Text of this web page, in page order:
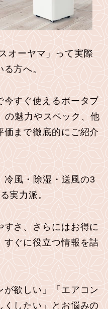
オーヤマ」って実際
る方へ。
今すぐ使えるポータブ
の魅力やスペック、他
価まで徹底的にご紹介
冷風・除湿・送風の3
実力派。
さ、さらにはお得に
すぐに役立つ情報を詰
が欲しい」「エアコン
くしたい」とお悩みの